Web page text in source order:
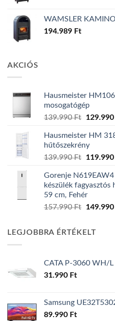
WAMSLER
194.989 Ft
AKCIÓS
Hausmeister
mosogatógép
139.990Ft
Original
was:
139.990
129.990
Hausmeister HM
hűtőszekrény
139.990Ft
Original
was:
139.990
119.990
Gorenje
készülék fagyasztós
59 cm, Fehér
157.990Ft
Original
157.990
149.990
LEGJOBBRA ÉRTÉKELT
CATA P-3060 WH/L
31.990 Ft
Samsung
89.990 Ft